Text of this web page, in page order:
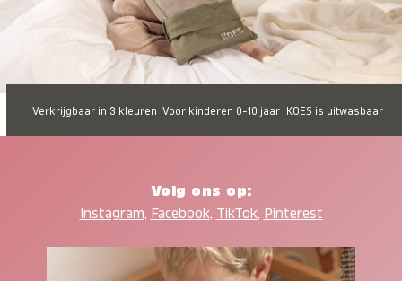
Verkrijgbaar in 3 kleuren Voor kinderen 0-10 jaar KOES is uitwasbaar
Volg ons op:
Instagram, Facebook, TikTok, Pinterest